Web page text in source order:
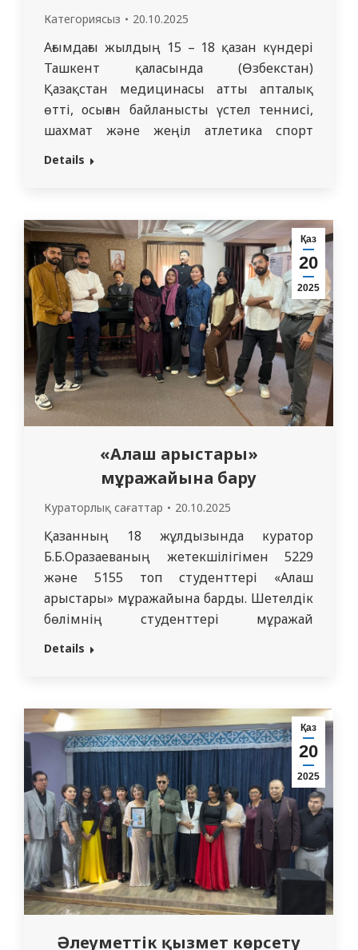
Категориясыз 20.10.2025
Ағымдағы жылдың 15 – 18 қазан күндері
Ташкент қаласында (Өзбекстан)
Қазақстан медицинасы атты апталық
өтті, осыған байланысты үстел теннисі,
шахмат және жеңіл атлетика спорт
түрлерінен спартакиада өткізілді. Аталған
мектеп студенттері Ясінов Нұрасыл және
Қайратқызы Зәуре 2 және 3 орынды
иеленді! Осылайша біздің спортшы…
Details
Қаз
20
2025
«Алаш арыстары»
мұражайына бару
Кураторлық сағаттар 20.10.2025
Қазанның 18 жұлдызында куратор
Б.Б.Оразаеваның жетекшілігімен 5229
және 5155 топ студенттері «Алаш
арыстары» мұражайына барды. Шетелдік
бөлімнің студенттері мұражай
экспозицияларына үлкен қызығушылық
кезеңдері туралы тереңірек мәлімет
алды. Мұражайға бару студенттердің
дүниетанымын кеңейтіп қана қоймай,
олар оқып жатқан елдің тарихи-мәдени
мұрасын терең түсінуге мүмкіндік берді.
Details
Қаз
20
2025
Әлеуметтік қызмет көрсету